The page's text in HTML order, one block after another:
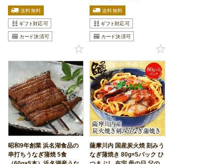
昭和9年創業 浜名湖食品の
串打ちうなぎ蒲焼 5食
薩摩川内 国産炭火焼 刻みう
なぎ蒲焼き 80g×5パック ひ